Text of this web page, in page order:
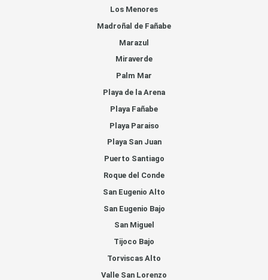
Los Menores
Madroñal de Fañabe
Marazul
Miraverde
Palm Mar
Playa de la Arena
Playa Fañabe
Playa Paraiso
Playa San Juan
Puerto Santiago
Roque del Conde
San Eugenio Alto
San Eugenio Bajo
San Miguel
Tijoco Bajo
Torviscas Alto
Valle San Lorenzo